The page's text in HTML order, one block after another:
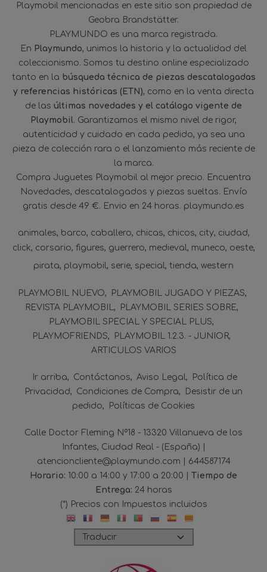
Playmobil mencionadas en este sitio son propiedad de
Geobra Brandstätter.
PLAYMUNDO es una marca registrada.
En Playmundo, unimos la historia y la actualidad del
coleccionismo. Somos tu destino online especializado
tanto en la búsqueda técnica de piezas descatalogadas
y referencias históricas (ETN), como en la venta directa
de las últimas novedades y el catálogo vigente de
Playmobil. Garantizamos el mismo nivel de rigor,
autenticidad y cuidado en cada pedido, ya sea una
pieza de colección rara o el lanzamiento más reciente de
la marca.
Compra Juguetes Playmobil al mejor precio. Encuentra
Novedades, descatalogados y piezas sueltas. Envío
gratis desde 49 €. Envio en 24 horas. playmundo.es
animales barco caballero chicas chicos city ciudad
click corsario figures guerrero medieval muneco oeste
pirata playmobil serie special tienda western
PLAYMOBIL NUEVO
PLAYMOBIL JUGADO Y PIEZAS
REVISTA PLAYMOBIL
PLAYMOBIL SERIES SOBRE
PLAYMOBIL SPECIAL Y SPECIAL PLUS
PLAYMOFRIENDS
PLAYMOBIL 1.2.3. - JUNIOR
ARTICULOS VARIOS
Ir arriba Contáctanos Aviso Legal
Política de
Privacidad
Condiciones de Compra
Desistir de un
pedido
Políticas de Cookies
Calle Doctor Fleming Nº18 - 13320 Villanueva de los
Infantes, Ciudad Real - (España) |
atencioncliente@playmundo.com | 644587174
Horario: 10:00 a 14:00 y 17:00 a 20:00 | Tiempo de
Entrega: 24 horas
(*) Precios con Impuestos incluidos